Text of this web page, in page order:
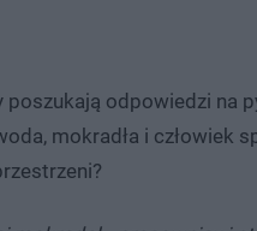
poszukają odpowiedzi na
mokradła i człowiek